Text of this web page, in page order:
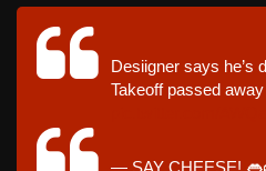
Desiigner says he’s
Takeoff passed away